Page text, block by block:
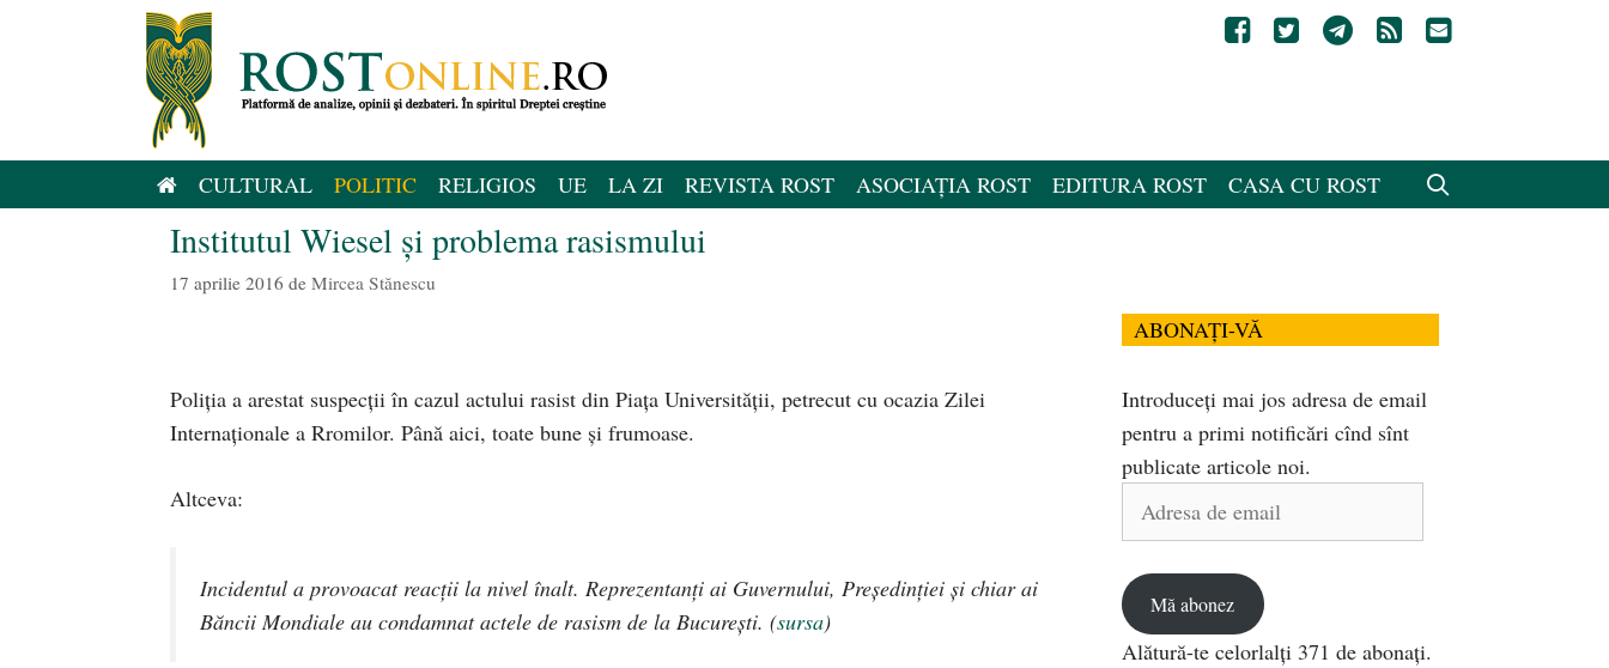
CULTURAL POLITIC RELIGIOS UE LA ZI REVISTA ROST ASOCIAȚIA ROST EDITURA ROST CASA CU ROST
Institutul Wiesel și problema rasismului
17 aprilie 2016 de Mircea Stănescu
Poliția a arestat suspecții în cazul actului rasist din Piața Universității, petrecut cu ocazia Zilei
Internaționale a Rromilor. Până aici, toate bune și frumoase.
Altceva:
Incidentul a provoacat reacţii la nivel înalt. Reprezentanţi ai Guvernului, Preşedinţiei şi chiar ai
Băncii Mondiale au condamnat actele de rasism de la Bucureşti. (sursa)
ABONAȚI-VĂ
Introduceți mai jos adresa de email
pentru a primi notificări cînd sînt
publicate articole noi.
Adresa
Mă abonez
Alătură-te celorlalți 371 de abonați.